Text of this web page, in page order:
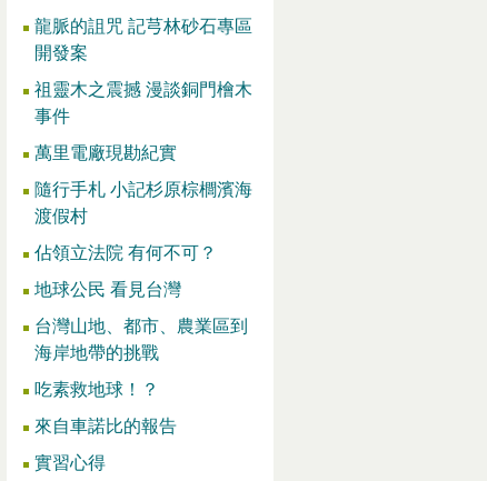
龍脈的詛咒 記芎林砂石專區
開發案
祖靈木之震撼 漫談銅門檜木
事件
萬里電廠現勘紀實
隨行手札 小記杉原棕櫚濱海
渡假村
佔領立法院 有何不可？
地球公民 看見台灣
台灣山地、都市、農業區到
海岸地帶的挑戰
吃素救地球！？
來自車諾比的報告
實習心得